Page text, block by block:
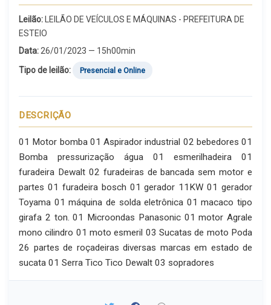
Leilão:LEILÃO DE VEÍCULOS E MÁQUINAS - PREFEITURA DE
ESTEIO
Data: 26/01/2023 — 15h00min
Tipo de leilão: Presencial e Online
DESCRIÇÃO
01 Motor bomba 01 Aspirador industrial 02 bebedores 01
Bomba pressurização água 01 esmerilhadeira 01
furadeira Dewalt 02 furadeiras de bancada sem motor e
partes 01 furadeira bosch 01 gerador 11KW 01 gerador
Toyama 01 máquina de solda eletrônica 01 macaco tipo
girafa 2 ton. 01 Microondas Panasonic 01 motor Agrale
mono cilindro 01 moto esmeril 03 Sucatas de moto Poda
26 partes de roçadeiras diversas marcas em estado de
sucata 01 Serra Tico Tico Dewalt 03 sopradores